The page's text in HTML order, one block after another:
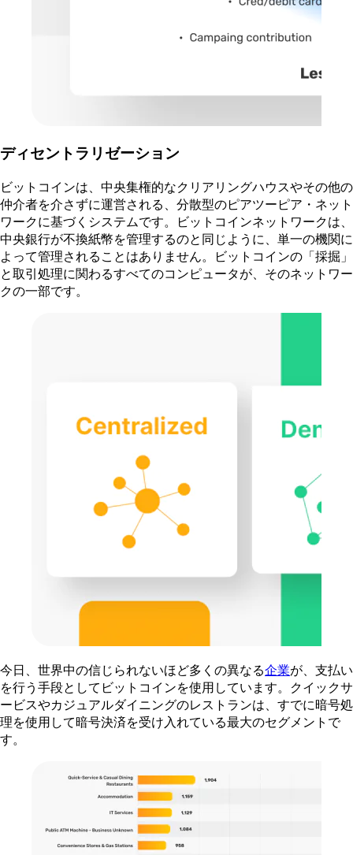
ディセントラリゼーション
ビットコインは、中央集権的なクリアリングハウスやその他の
仲介者を介さずに運営される、分散型のピアツーピア・ネット
ワークに基づくシステムです。ビットコインネットワークは、
中央銀行が不換紙幣を管理するのと同じように、単一の機関に
よって管理されることはありません。ビットコインの「採掘」
と取引処理に関わるすべてのコンピュータが、そのネットワー
クの一部です。
今日、世界中の信じられないほど多くの異なる企業が、支払い
を行う手段としてビットコインを使用しています。クイックサ
ービスやカジュアルダイニングのレストランは、すでに暗号処
理を使用して暗号決済を受け入れている最大のセグメントで
す。